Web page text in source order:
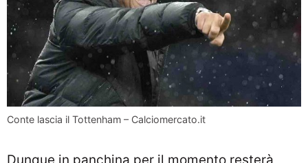
Conte lascia il Tottenham – Calciomercato.it